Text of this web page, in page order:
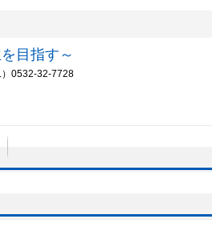
目指す～
）0532-32-7728